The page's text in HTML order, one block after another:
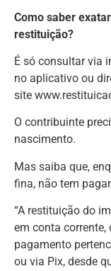
Como saber
restituição?
É só consultar via
no aplicativo ou
site
O contribuinte
nascimento.
Mas saiba que,
fina, não tem
“A restituição do
em conta
pagamento
ou via Pix, desde